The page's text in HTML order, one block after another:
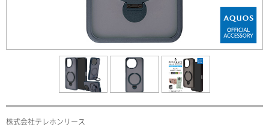
株式会社テレホンリース